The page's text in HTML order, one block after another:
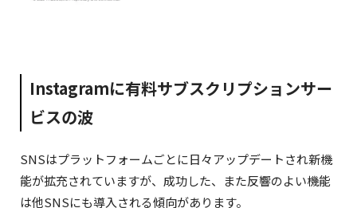
クリエイターのコンテンツを広告として利用可能に
地域ターゲティングが可能に
Instagramに有料サブスクリプションサー
ビスの波
SNSはプラットフォームごとに日々アップデートされ新機
能が拡充されていますが、成功した、また反響のよい機能
は他SNSにも導入される傾向があります。